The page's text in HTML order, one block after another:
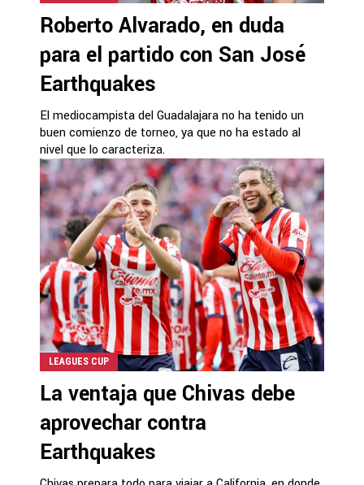
Roberto Alvarado, en duda
para el partido con San José
Earthquakes
El mediocampista del Guadalajara no ha tenido un
buen comienzo de torneo, ya que no ha estado al
nivel que lo caracteriza.
LEAGUES CUP
La ventaja que Chivas debe
aprovechar contra
Earthquakes